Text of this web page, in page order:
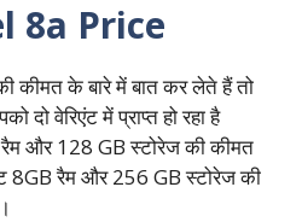
8a Price
कीमत के बारे में बात कर लेते हैं तो
वेरिएंट में प्राप्त हो रहा है
और 128 GB स्टोरेज की कीमत
8GB रैम और 256 GB स्टोरेज की